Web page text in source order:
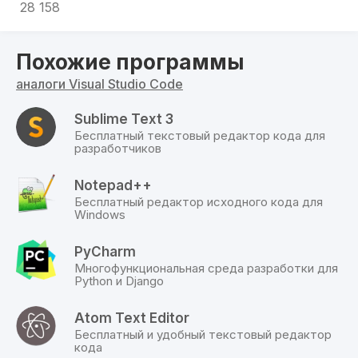
сверху вниз:
Контроль версий.
Отладчик приложений.
КОМАНДЫ
Это главный инструмент разработчика в
Ctrl+Shift+P.
ОБОЗРЕВАТЕЛЬ
Пункт управления проектами. Для переноса
файлов в статус Working files, кликнуть по ним
дважды.
УСТАНОВКА РАСШИРЕНИЙ
Для загрузки дополнений из интерфейса
редактора и просмотра уже установленных
28 158
Похожие программы
аналоги Visual Studio Code
Sublime Text 3
Бесплатный текстовый редактор кода для
разработчиков
Notepad++
Бесплатный редактор исходного кода для
Windows
PyCharm
Многофункциональная среда разработки для
Python и Django
Atom Text Editor
Бесплатный и удобный текстовый редактор
кода